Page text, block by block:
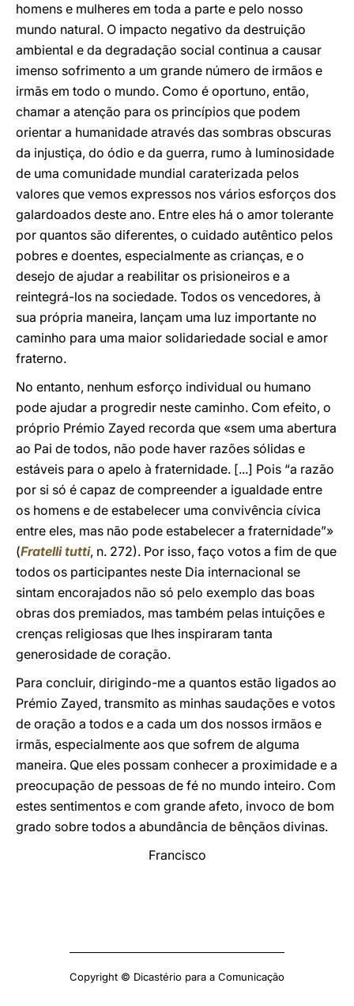
homens e mulheres em toda a parte e pelo nosso
mundo natural. O impacto negativo da destruição
ambiental e da degradação social continua a causar
imenso sofrimento a um grande número de irmãos e
irmãs em todo o mundo. Como é oportuno, então,
chamar a atenção para os princípios que podem
orientar a humanidade através das sombras obscuras
da injustiça, do ódio e da guerra, rumo à luminosidade
de uma comunidade mundial caraterizada pelos
valores que vemos expressos nos vários esforços dos
galardoados deste ano. Entre eles há o amor tolerante
por quantos são diferentes, o cuidado autêntico pelos
pobres e doentes, especialmente as crianças, e o
desejo de ajudar a reabilitar os prisioneiros e a
reintegrá-los na sociedade. Todos os vencedores, à
sua própria maneira, lançam uma luz importante no
caminho para uma maior solidariedade social e amor
fraterno.
No entanto, nenhum esforço individual ou humano
pode ajudar a progredir neste caminho. Com efeito, o
próprio Prémio Zayed recorda que «sem uma abertura
ao Pai de todos, não pode haver razões sólidas e
estáveis para o apelo à fraternidade. [...] Pois “a razão
por si só é capaz de compreender a igualdade entre
os homens e de estabelecer uma convivência cívica
entre eles, mas não pode estabelecer a fraternidade”»
(Fratelli tutti, n. 272). Por isso, faço votos a fim de que
todos os participantes neste Dia internacional se
sintam encorajados não só pelo exemplo das boas
obras dos premiados, mas também pelas intuições e
crenças religiosas que lhes inspiraram tanta
generosidade de coração.
Para concluir, dirigindo-me a quantos estão ligados ao
Prémio Zayed, transmito as minhas saudações e votos
de oração a todos e a cada um dos nossos irmãos e
irmãs, especialmente aos que sofrem de alguma
maneira. Que eles possam conhecer a proximidade e a
preocupação de pessoas de fé no mundo inteiro. Com
estes sentimentos e com grande afeto, invoco de bom
grado sobre todos a abundância de bênçãos divinas.
Francisco
Copyright © Dicastério para a Comunicação